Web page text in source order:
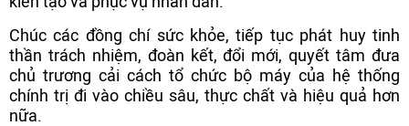
Chúc các đồng chí sức khỏe, tiếp tục phát huy tinh
thần trách nhiệm, đoàn kết, đổi mới, quyết tâm đưa
chủ trương cải cách tổ chức bộ máy của hệ thống
chính trị đi vào chiều sâu, thực chất và hiệu quả hơn
nữa.